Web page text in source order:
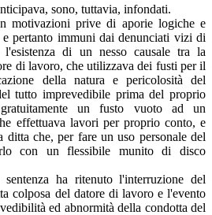
sono, tuttavia, infondati.
motivazioni prive di aporie logiche e
pertanto immuni dai denunciati vizi di
l'esistenza di un nesso causale tra la
di lavoro, che utilizzava dei fusti per il
della natura e pericolosità del
tutto imprevedibile prima del proprio
un fusto vuoto ad un
effettuava lavori per proprio conto, e
ditta che, per fare un uso personale del
con un flessibile munito di disco
sentenza ha ritenuto l'interruzione del
colposa del datore di lavoro e l'evento
ed abnormità della condotta del